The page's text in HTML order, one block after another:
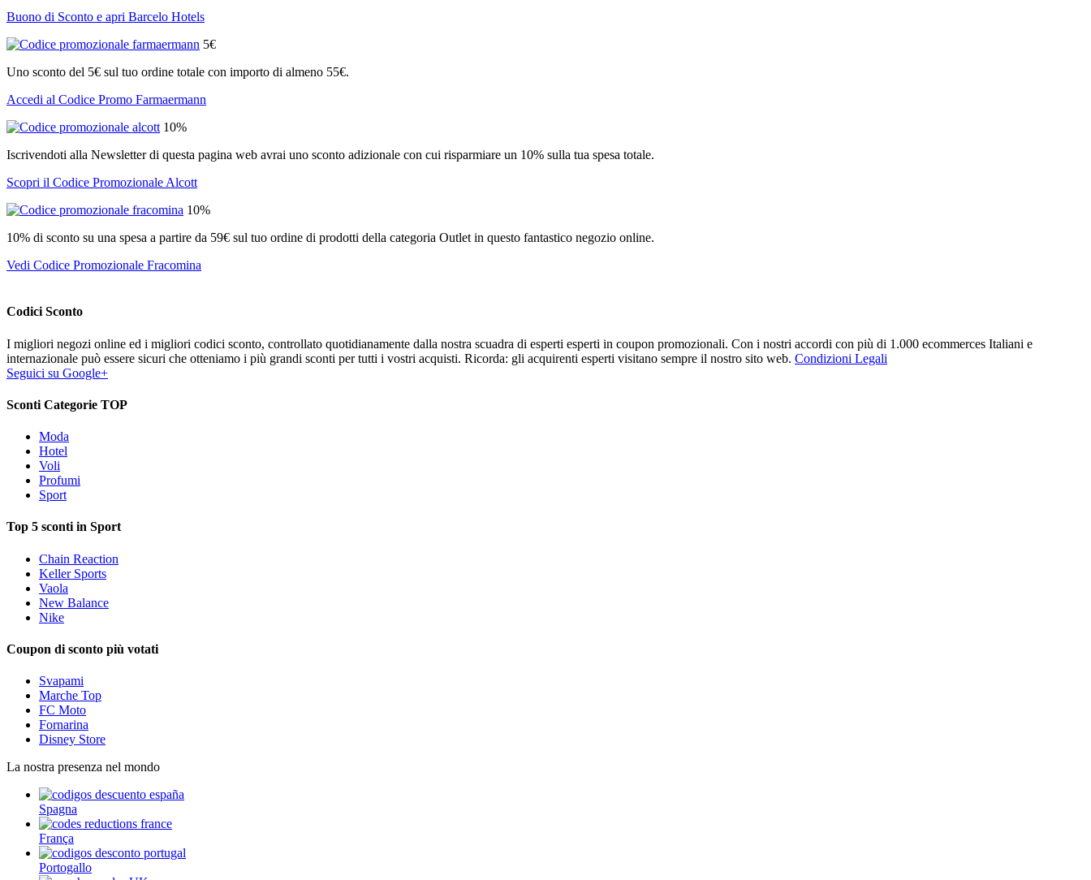
Buono di Sconto e apri Barcelo Hotels
5€
Uno sconto del 5€ sul tuo ordine totale con importo di almeno 55€.
Accedi al Codice Promo Farmaermann
10%
Iscrivendoti alla Newsletter di questa pagina web avrai uno sconto adizionale con cui risparmiare un 10% sulla tua spesa totale.
Scopri il Codice Promozionale Alcott
10%
10% di sconto su una spesa a partire da 59€ sul tuo ordine di prodotti della categoria Outlet in questo fantastico negozio online.
Vedi Codice Promozionale Fracomina
Codici Sconto
I migliori negozi online ed i migliori codici sconto, controllato quotidianamente dalla nostra scuadra di esperti esperti in coupon promozionali. Con i nostri accordi con più di 1.000 ecommerces Italiani e
internazionale può essere sicuri che otteniamo i più grandi sconti per tutti i vostri acquisti. Ricorda: gli acquirenti esperti visitano sempre il nostro sito web. Condizioni Legali
Seguici su Google+
Sconti Categorie TOP
Moda
Hotel
Voli
Profumi
Sport
Top 5 sconti in Sport
Chain Reaction
Keller Sports
Vaola
New Balance
Nike
Coupon di sconto più votati
Svapami
Marche Top
FC Moto
Fornarina
Disney Store
La nostra presenza nel mondo
Spagna
França
Portogallo